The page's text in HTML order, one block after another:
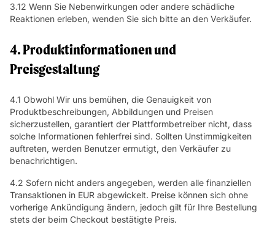
3.12 Wenn Sie Nebenwirkungen oder andere schädliche
Reaktionen erleben, wenden Sie sich bitte an den Verkäufer.
4. Produktinformationen und
Preisgestaltung
4.1 Obwohl Wir uns bemühen, die Genauigkeit von
Produktbeschreibungen, Abbildungen und Preisen
sicherzustellen, garantiert der Plattformbetreiber nicht, dass
solche Informationen fehlerfrei sind. Sollten Unstimmigkeiten
auftreten, werden Benutzer ermutigt, den Verkäufer zu
benachrichtigen.
4.2 Sofern nicht anders angegeben, werden alle finanziellen
Transaktionen in EUR abgewickelt. Preise können sich ohne
vorherige Ankündigung ändern, jedoch gilt für Ihre Bestellung
stets der beim Checkout bestätigte Preis.